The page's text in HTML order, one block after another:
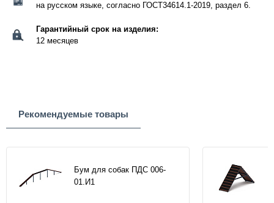
на русском языке, согласно ГОСТ34614.1-2019, раздел 6.
Гарантийный срок на изделия:
12 месяцев
Рекомендуемые товары
Бум для собак ПДС 006-
01.И1